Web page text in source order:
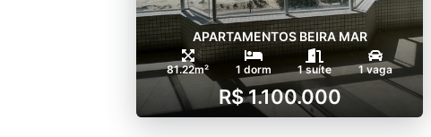
APARTAMENTOS BEIRA MAR
81.22m² 1 dorm 1 suíte 1 vaga
R$ 1.100.000